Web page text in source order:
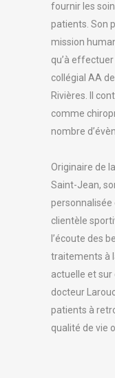
fournir les
patients. Son
mission
qu’à effectuer
collégial AA
Rivières. Il
comme
nombre
Originaire de
Saint-Jean,
personnalisée
clientèle
l’écoute des
traitements à
actuelle et
docteur
patients à
qualité de vie